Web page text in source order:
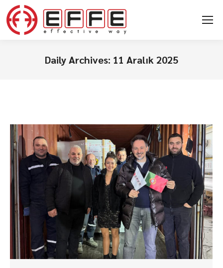
Daily Archives: 11 Aralık 2025